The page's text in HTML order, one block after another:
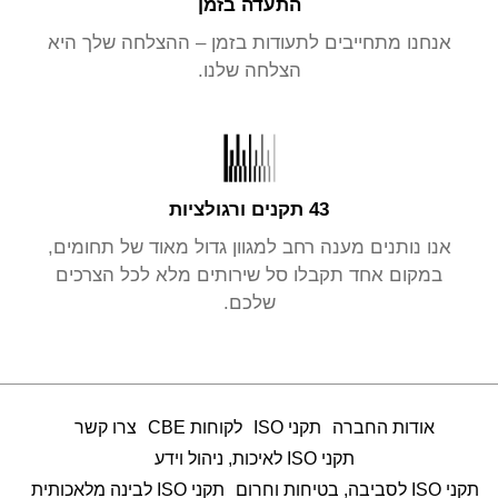
התעדה בזמן
אנחנו מתחייבים לתעודות בזמן – ההצלחה שלך היא
הצלחה שלנו.
43 תקנים ורגולציות
אנו נותנים מענה רחב למגוון גדול מאוד של תחומים,
במקום אחד תקבלו סל שירותים מלא לכל הצרכים
שלכם.
אודות החברה תקני ISO לקוחות CBE
צרו קשר
תקני ISO לאיכות, ניהול וידע
תקני ISO לסביבה, בטיחות וחרום
תקני ISO לבינה מלאכותית